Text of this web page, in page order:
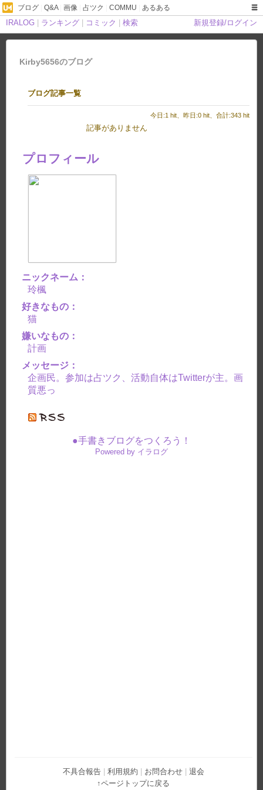
ブログ Q&A| 画像 占ツク COMMU あるある
IRALOG ランキング コミック 検索 新規登録/ログイン
Kirby5656のブログ
ブログ記事一覧
今日:1 hit、昨日:0 hit、合計:343 hit
記事がありません
プロフィール
ニックネーム：
玲楓
好きなもの：
猫
嫌いなもの：
計画
メッセージ：
企画民。参加は占ツク、活動自体はTwitterが主。画
質悪っ
●手書きブログをつくろう！
Powered by イラログ
不具合報告 利用規約 お問合わせ
退会
↑ページトップに戻る